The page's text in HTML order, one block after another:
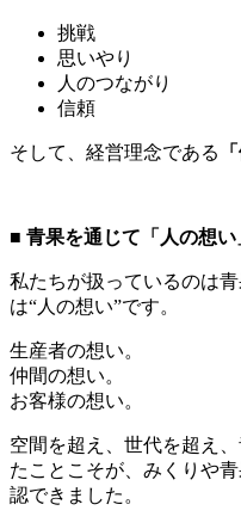
挑戦
思いやり
人のつながり
信頼
そして、経営理念である
■ 青果を通じて「人の想い
私たちが扱っているのは
は“人の想い”です。
生産者の想い。
仲間の想い。
お客様の想い。
空間を超え、世代を超え
たことこそが、みくりや
認できました。